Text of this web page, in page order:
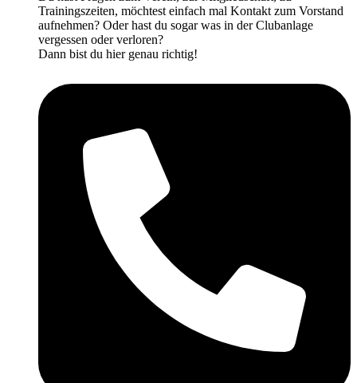
Trainingszeiten, möchtest einfach mal Kontakt zum Vorstand
aufnehmen? Oder hast du sogar was in der Clubanlage
vergessen oder verloren?
Dann bist du hier genau richtig!